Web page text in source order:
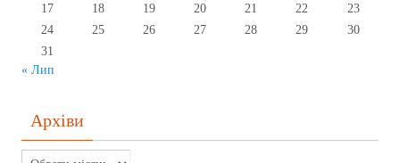
17
18 19 20 21 22
23
24
25 26 27 28 29
30
31
« Лип
Архіви